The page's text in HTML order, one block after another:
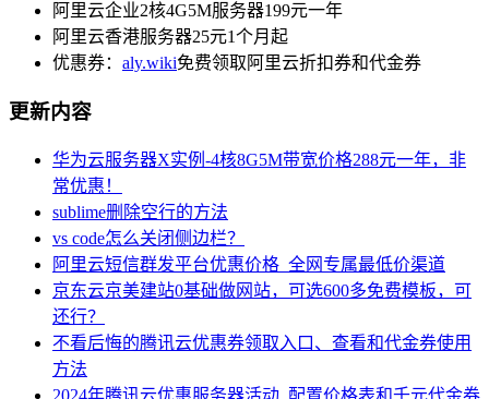
阿里云企业2核4G5M服务器199元一年
阿里云香港服务器25元1个月起
优惠券： aly.wiki免费领取阿里云折扣券和代金券
更新内容
华为云服务器X实例-4核8G5M带宽价格288元一年，非
常优惠！
sublime删除空行的方法
vs code怎么关闭侧边栏？
阿里云短信群发平台优惠价格_全网专属最低价渠道
京东云京美建站0基础做网站，可选600多免费模板，可
还行？
不看后悔的腾讯云优惠券领取入口、查看和代金券使用
方法
2024年腾讯云优惠服务器活动_配置价格表和千元代金券